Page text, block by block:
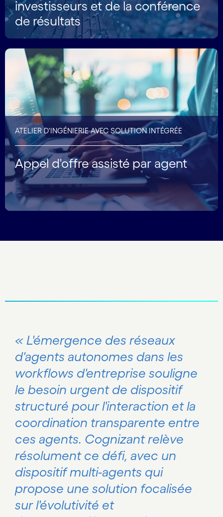
investisseurs et de la conférence
de résultats
ATELIER D'INGÉNIERIE AVEC SOLUTION INTÉGRÉE
Appel d'offre assisté par agent
« L'émergence des réseaux
d'agents autonomes dans les
workflows d'entreprise souligne
le besoin urgent de dispositif
structuré pour l'interaction et la
coordination transparente entre
ces agents. Cognizant relève
résolument ce défi, avec un
dispositif multi-agents qui
propose une solution focalisée
sur l'évolutivité et